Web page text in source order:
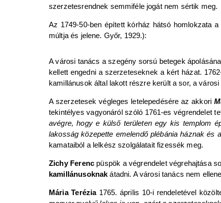
szerzetesrendnek semmiféle jogát nem sértik meg.
Az 1749-50-ben épített kórház hátsó homlokzata
múltja és jelene. Győr, 1929.):
A városi tanács a szegény sorsú betegek
kellett engedni a szerzeteseknek a kért házat.
kamillánusok által lakott részre került a sor, a
A szerzetesek végleges letelepedésére az akkori
tekintélyes vagyonáról szóló 1761-es végrendelet
avégre, hogy e külső területen egy kis templom
lakosság közepette emelendő plébánia háznak és
kamataiból a lelkész szolgálatait fizessék meg.
Zichy Ferencpüspök a végrendelet végrehajtása
kamillánusoknak átadni. A városi tanács nem
Mária Terézia1765. április 10-i rendeletével